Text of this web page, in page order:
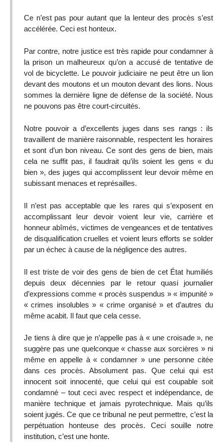
Ce n’est pas pour autant que la lenteur des procès s’est
accélérée. Ceci est honteux.
Par contre, notre justice est très rapide pour condamner à
la prison un malheureux qu’on a accusé de tentative de
vol de bicyclette. Le pouvoir judiciaire ne peut être un lion
devant des moutons et un mouton devant des lions. Nous
sommes la dernière ligne de défense de la société. Nous
ne pouvons pas être court-circuités.
Notre pouvoir a d’excellents juges dans ses rangs : ils
travaillent de manière raisonnable, respectent les horaires
et sont d’un bon niveau. Ce sont des gens de bien, mais
cela ne suffit pas, il faudrait qu’ils soient les gens « du
bien », des juges qui accomplissent leur devoir même en
subissant menaces et représailles.
Il n’est pas acceptable que les rares qui s’exposent en
accomplissant leur devoir voient leur vie, carrière et
honneur abîmés, victimes de vengeances et de tentatives
de disqualification cruelles et voient leurs efforts se solder
par un échec à cause de la négligence des autres.
Il est triste de voir des gens de bien de cet État humiliés
depuis deux décennies par le retour quasi journalier
d’expressions comme « procès suspendus » « impunité »
« crimes insolubles » « crime organisé » et d’autres du
même acabit. Il faut que cela cesse.
Je tiens à dire que je n’appelle pas à « une croisade », ne
suggère pas une quelconque « chasse aux sorcières » ni
même en appelle à « condamner » une personne citée
dans ces procès. Absolument pas. Que celui qui est
innocent soit innocenté, que celui qui est coupable soit
condamné – tout ceci avec respect et indépendance, de
manière technique et jamais pyrotechnique. Mais qu’ils
soient jugés. Ce que ce tribunal ne peut permettre, c’est la
perpétuation honteuse des procès. Ceci souille notre
institution, c’est une honte.